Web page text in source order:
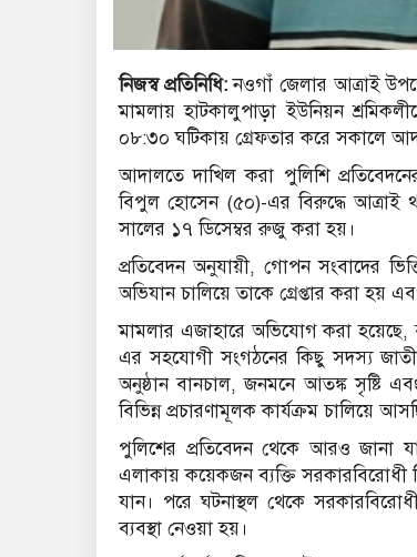
নিজস্ব প্রতিনিধি:নওগাঁ জেলার আত্রাই
মামলায় হাটকালুপাড়া ইউনিয়ন
০৮:৩০ ঘটিকায় গ্রেফতার করে সকালে
আদালতে দাখিল করা পুলিশি
বিপুল হোসেন (৫০)-এর বিরুদ্ধে আত্রাই
সালের ১৭ ডিসেম্বর রুজু করা হয়।
প্রতিবেদন অনুযায়ী, গোপন সংবাদের
অভিযান চালিয়ে তাকে গ্রেপ্তার করা হয়
মামলার এজাহারে অভিযোগ করা হয়েছে,
এর সহযোগী সংগঠনের কিছু সদস্য
অনুষ্ঠান বানচাল, জনমনে আতঙ্ক সৃষ্টি
বিভিন্ন প্রচারণামূলক কার্যক্রম চালিয়ে
পুলিশের প্রতিবেদন থেকে আরও জানা
এলাকায় কয়েকজন ব্যক্তি সরকারবিরোধী
যান। পরে ঘটনাস্থল থেকে
ব্যবস্থা নেওয়া হয়।